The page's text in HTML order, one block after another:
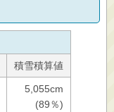
積雪積算値
5,055cm
(89％)